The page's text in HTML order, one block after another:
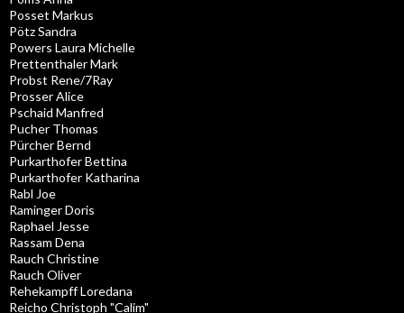
Posset Markus
Pötz Sandra
Powers Laura Michelle
Prettenthaler Mark
Probst Rene/7Ray
Prosser Alice
Pschaid Manfred
Pucher Thomas
Pürcher Bernd
Purkarthofer Bettina
Purkarthofer Katharina
Rabl Joe
Raminger Doris
Raphael Jesse
Rassam Dena
Rauch Christine
Rauch Oliver
Rehekampff Loredana
Reicho Christoph "Calim"